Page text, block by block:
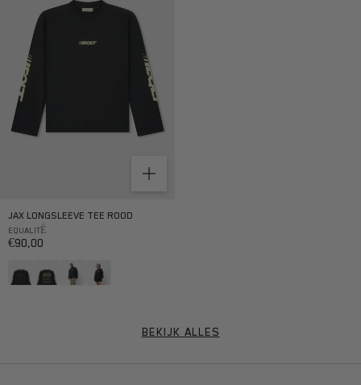
JAX LONGSLEEVE TEE ROOD
EQUALITÉ
Aanbiedingsprijs
€90,00
BEKIJK ALLES